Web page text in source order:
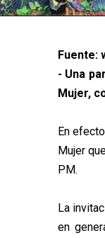
Fuente:
- Una
Mujer,
En
Mujer
PM.
La
en